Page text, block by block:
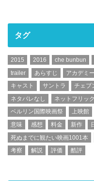
タグ
2015 2016 che bunbun
trailer
あらすじ アカデミ
キャスト
サントラ チェブ
ネタバレなし
ネットフリッ
ベルリン国際映画祭
上映館
意味
感想 料金 新作
死ぬまでに観たい映画1001本
考察
解説 評価 酷評